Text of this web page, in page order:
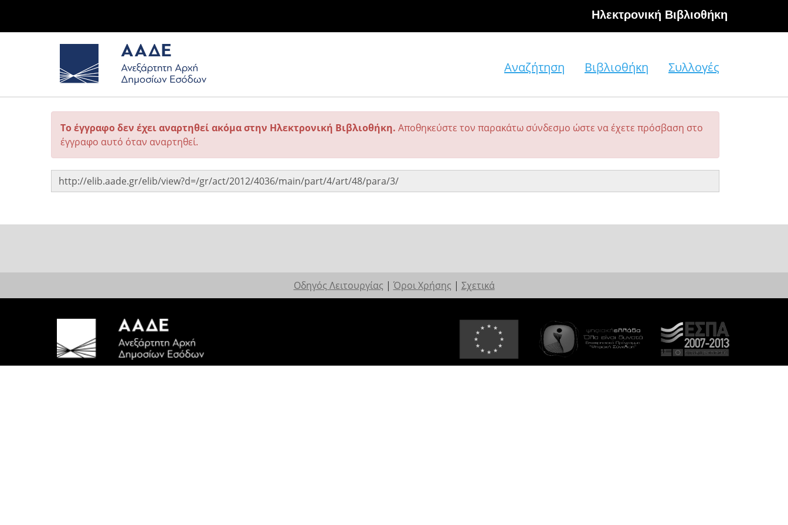
Hλεκτρονική Βιβλιοθήκη
Αναζήτηση Βιβλιοθήκη Συλλογές
Το έγγραφο δεν έχει αναρτηθεί ακόμα στην Ηλεκτρονική Βιβλιοθήκη. Αποθηκεύστε τον παρακάτω σύνδεσμο ώστε να έχετε πρόσβαση στο
έγγραφο αυτό όταν αναρτηθεί.
Οδηγός Λειτουργίας | Όροι Χρήσης | Σχετικά